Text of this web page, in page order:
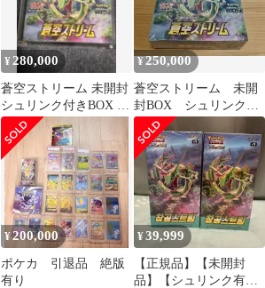
¥ 280,000
蒼空ストリーム 未開封
シュリンク付きBOX ボ
ックスローダー入
¥250,000
蒼空ストリーム 未開
封BOX シュリンク付
き
¥200,000
ポケカ 引退品 絶版
有り
¥39,999
【正規品】【未開封
品】【シュリンク有